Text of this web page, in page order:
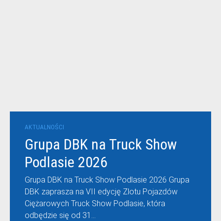
AKTUALNOŚCI
Grupa DBK na Truck Show
Podlasie 2026
Grupa DBK na Truck Show Podlasie 2026 Grupa
DBK zaprasza na VII edycję Zlotu Pojazdów
Ciężarowych Truck Show Podlasie, która
odbędzie się od 31…